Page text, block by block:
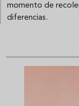
momento de
diferencias.